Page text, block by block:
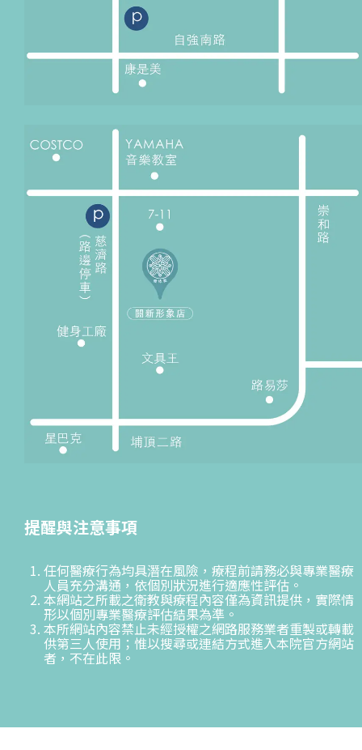
提醒與注意事項
任何醫療行為均具潛在風險，療程前請務必與專業醫療
人員充分溝通，依個別狀況進行適應性評估。
本網站之所載之衛教與療程內容僅為資訊提供，實際情
形以個別專業醫療評估結果為準。
本所網站內容禁止未經授權之網路服務業者重製或轉載
供第三人使用；惟以搜尋或連結方式進入本院官方網站
者，不在此限。